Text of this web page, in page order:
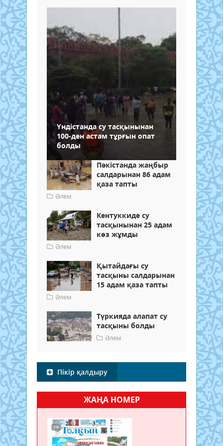
Үндістанда су тасқынынан
100-ден астам тұрғын опат
болды
Пәкістанда жаңбыр
салдарынан 86 адам
қаза тапты
Әлем
Кентуккиде су
тасқынынан 25 адам
көз жұмды
Әлем
Қытайдағы су
тасқыны салдарынан
15 адам қаза тапты
Әлем
Түркияда алапат су
тасқыны болды
Әлем
Пікір қалдыру
ЖАҢА НОМЕР